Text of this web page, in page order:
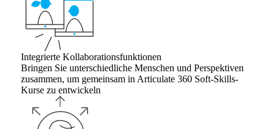
Integrierte Kollaborationsfunktionen
Bringen Sie unterschiedliche Menschen und Perspektiven
zusammen, um gemeinsam in Articulate 360 Soft-Skills-
Kurse zu entwickeln